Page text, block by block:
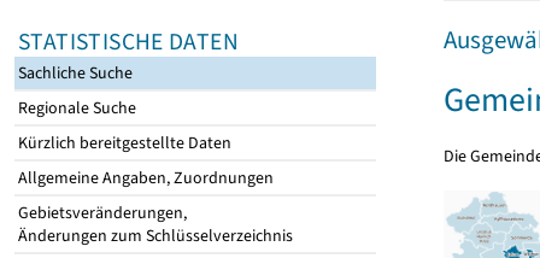
STATISTISCHE DATEN
Sachliche Suche
Regionale Suche
Kürzlich bereitgestellte Daten
Allgemeine Angaben, Zuordnungen
Gebietsveränderungen,
Änderungen zum Schlüsselverzeichnis
Die